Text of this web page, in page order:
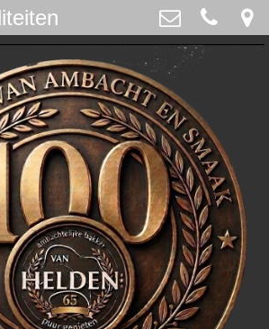
>
>
>
>
>
>
>
Bakker Van Helden
Westdijk 12, Middelharnis
0187-482065
info@bakkervanhelden.nl